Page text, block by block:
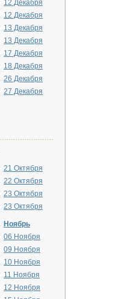
12 Декабря
12 Декабря
13 Декабря
13 Декабря
17 Декабря
18 Декабря
26 Декабря
27 Декабря
21 Октября
22 Октября
23 Октября
23 Октября
Ноябрь
06 Ноября
09 Ноября
10 Ноября
11 Ноября
12 Ноября